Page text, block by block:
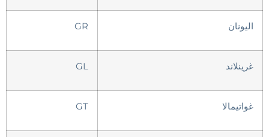
اليونان GR
غرينلاند GL
غواتيمالا GT